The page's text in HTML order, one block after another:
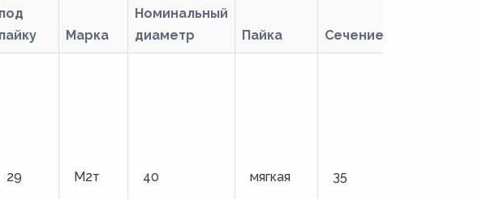
под
пайку
Марка
Номинальный
диаметр
Пайка Сечение
29 М2т 40 мягкая 35